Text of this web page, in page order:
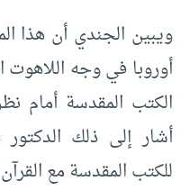
ويبين الجندي أن هذا
أوروبا في وجه
الكتب المقدسة أمام
أشار إلى ذلك
للكتب المقدسة مع